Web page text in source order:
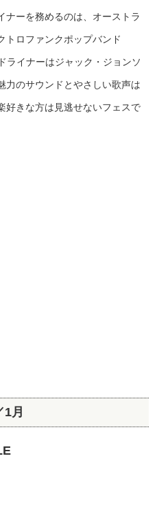
ナーを務めるのは、オーストラ
トロファンクポップバンド
ライナーはジャック・ジョンソ
力のサウンドとやさしい歌声は
好きな方は見逃せないフェスで
月